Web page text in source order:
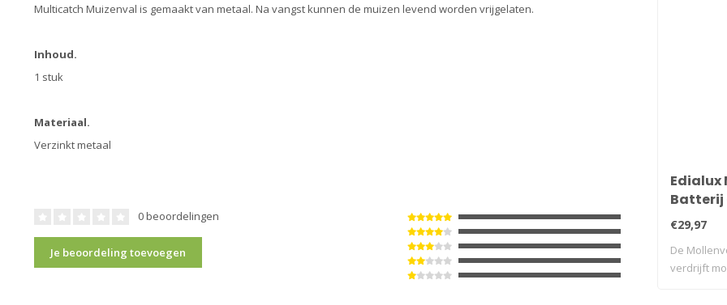
Multicatch Muizenval is gemaakt van metaal. Na vangst kunnen de muizen levend worden vrijgelaten.
Inhoud.
1 stuk
Materiaal.
Verzinkt metaal
0 beoordelingen
Je beoordeling toevoegen
Edialux
Batterij
€29,97
De
verdrijft